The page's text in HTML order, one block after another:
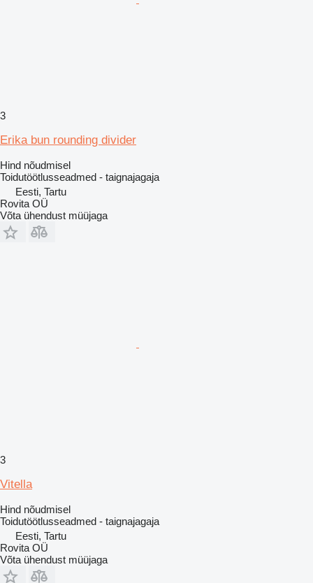
3
Erika bun rounding divider
Hind nõudmisel
Toidutöötlusseadmed - taignajagaja
Eesti, Tartu
Rovita OÜ
Võta ühendust müüjaga
3
Vitella
Hind nõudmisel
Toidutöötlusseadmed - taignajagaja
Eesti, Tartu
Rovita OÜ
Võta ühendust müüjaga